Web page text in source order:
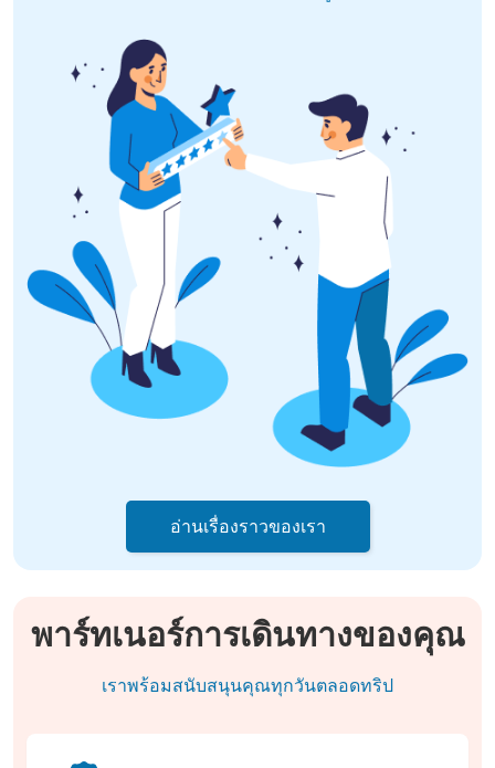
อ่านเรื่องราวของเรา
พาร์ทเนอร์การเดินทางของคุณ
เราพร้อมสนับสนุนคุณทุกวันตลอดทริป